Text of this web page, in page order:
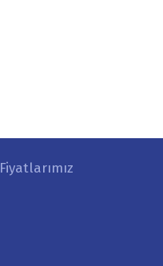
Fiyatlarımız